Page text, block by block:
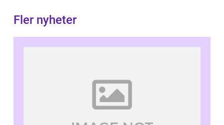
Fler nyheter